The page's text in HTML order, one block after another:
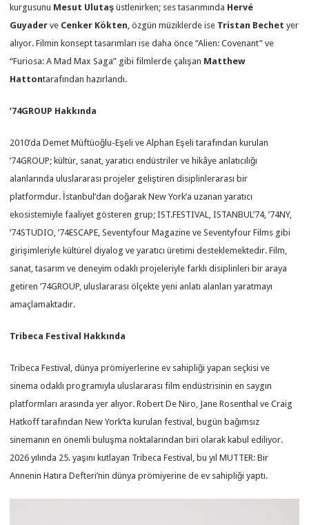
kurgusunu Mesut Ulutaş üstlenirken; ses tasarımında Hervé
Guyader ve Cenker Kökten , özgün müziklerde ise Tristan Bechet yer
alıyor. Filmin konsept tasarımları ise daha önce “Alien: Covenant” ve
“Furiosa: A Mad Max Saga” gibi filmlerde çalışan Matthew
Hattontarafından hazırlandı.
’74GROUP Hakkında
2010’da Demet Müftüoğlu-Eşeli ve Alphan Eşeli tarafından kurulan
’74GROUP; kültür, sanat, yaratıcı endüstriler ve hikâye anlatıcılığı
alanlarında uluslararası projeler geliştiren disiplinlerarası bir
platformdur. İstanbul’dan doğarak New York’a uzanan yaratıcı
ekosistemiyle faaliyet gösteren grup; IST.FESTIVAL, ISTANBUL’74, ’74NY,
’74STUDIO, ’74ESCAPE, Seventyfour Magazine ve Seventyfour Films gibi
girişimleriyle kültürel diyalog ve yaratıcı üretimi desteklemektedir. Film,
sanat, tasarım ve deneyim odaklı projeleriyle farklı disiplinleri bir araya
getiren ’74GROUP, uluslararası ölçekte yeni anlatı alanları yaratmayı
amaçlamaktadır.
Tribeca Festival Hakkında
Tribeca Festival, dünya prömiyerlerine ev sahipliği yapan seçkisi ve
sinema odaklı programıyla uluslararası film endüstrisinin en saygın
platformları arasında yer alıyor. Robert De Niro, Jane Rosenthal ve Craig
Hatkoff tarafından New York’ta kurulan festival, bugün bağımsız
sinemanın en önemli buluşma noktalarından biri olarak kabul ediliyor.
2026 yılında 25. yaşını kutlayan Tribeca Festival, bu yıl MUTTER: Bir
Annenin Hatıra Defteri’nin dünya prömiyerine de ev sahipliği yaptı.